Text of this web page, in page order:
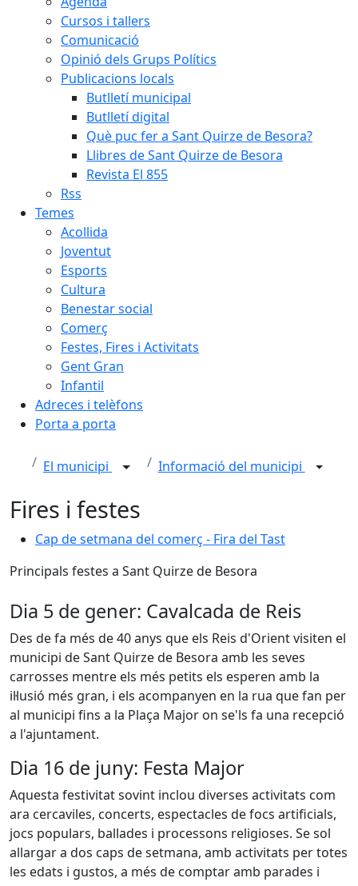
Cursos i tallers
Comunicació
Opinió dels Grups Polítics
Publicacions locals
Butlletí municipal
Butlletí digital
Què puc fer a Sant Quirze de Besora?
Llibres de Sant Quirze de Besora
Revista El 855
Rss
Temes
Acollida
Joventut
Esports
Cultura
Benestar social
Comerç
Festes, Fires i Activitats
Gent Gran
Infantil
Adreces i telèfons
Porta a porta
El municipi Informació del municipi
Fires i festes
Cap de setmana del comerç - Fira del Tast
Principals festes a Sant Quirze de Besora
Dia 5 de gener: Cavalcada de Reis
Des de fa més de 40 anys que els Reis d'Orient visiten el
municipi de Sant Quirze de Besora amb les seves
carrosses mentre els més petits els esperen amb la
il·lusió més gran, i els acompanyen en la rua que fan per
al municipi fins a la Plaça Major on se'ls fa una recepció
a l'ajuntament.
Dia 16 de juny: Festa Major
Aquesta festivitat sovint inclou diverses activitats com
ara cercaviles, concerts, espectacles de focs artificials,
jocs populars, ballades i processons religioses. Se sol
allargar a dos caps de setmana, amb activitats per totes
les edats i gustos, a més de comptar amb parades i